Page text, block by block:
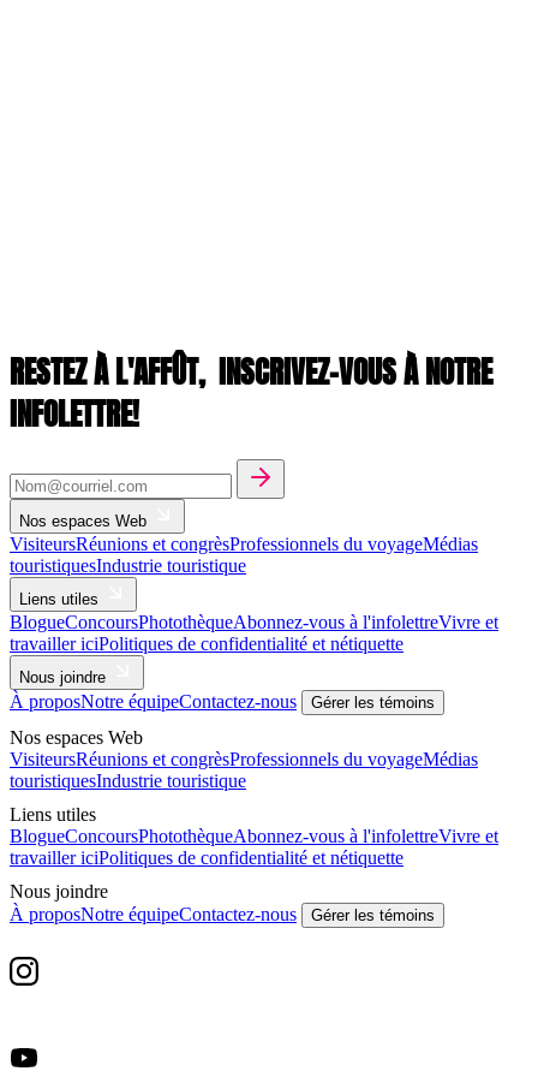
RESTEZ À L'AFFÛT, INSCRIVEZ-VOUS À NOTRE
INFOLETTRE!
Nos espaces Web
VisiteursRéunions et congrèsProfessionnels du voyageMédias
touristiquesIndustrie touristique
Liens utiles
BlogueConcoursPhotothèqueAbonnez-vous à l'infolettreVivre et
travailler iciPolitiques de confidentialité et nétiquette
Nous joindre
À proposNotre équipeContactez-nous Gérer les témoins
Nos espaces Web
VisiteursRéunions et congrèsProfessionnels du voyageMédias
touristiquesIndustrie touristique
Liens utiles
BlogueConcoursPhotothèqueAbonnez-vous à l'infolettreVivre et
travailler iciPolitiques de confidentialité et nétiquette
Nous joindre
À proposNotre équipeContactez-nous Gérer les témoins